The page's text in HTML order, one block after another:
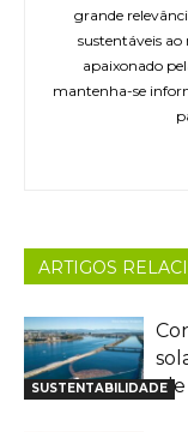
grande
sustentáveis
apaixonado
mantenha-se
ARTIGOS
SUSTENTABILIDADE